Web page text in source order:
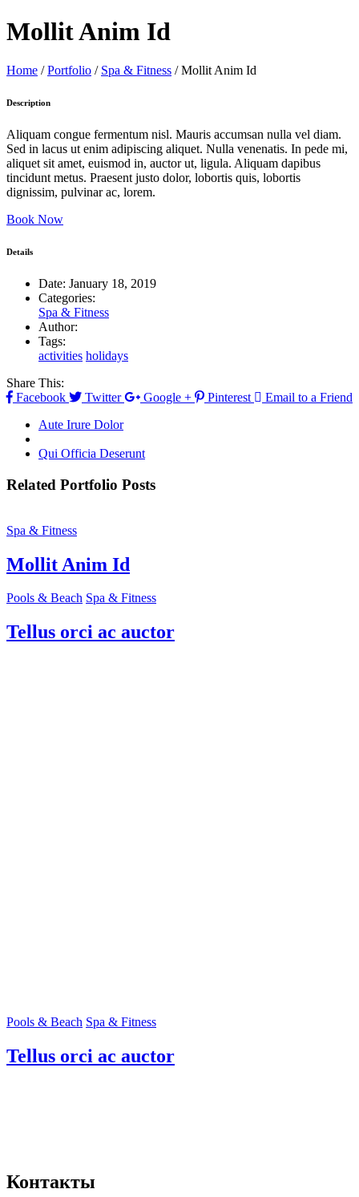
Mollit Anim Id
Home /Portfolio / Spa & Fitness /Mollit Anim Id
Description
Aliquam congue fermentum nisl. Mauris accumsan nulla vel diam.
Sed in lacus ut enim adipiscing aliquet. Nulla venenatis. In pede mi,
aliquet sit amet, euismod in, auctor ut, ligula. Aliquam dapibus
tincidunt metus. Praesent justo dolor, lobortis quis, lobortis
dignissim, pulvinar ac, lorem.
Book Now
Details
Date: January 18, 2019
Categories:
Spa & Fitness
Author:
Tags:
activities holidays
Share This:
Facebook
Twitter Google + Pinterest
Email to a Friend
Aute Irure Dolor
Qui Officia Deserunt
Related Portfolio Posts
Spa & Fitness
Mollit Anim Id
Pools & Beach Spa & Fitness
Tellus orci ac auctor
Pools & Beach Spa & Fitness
Tellus orci ac auctor
Контакты